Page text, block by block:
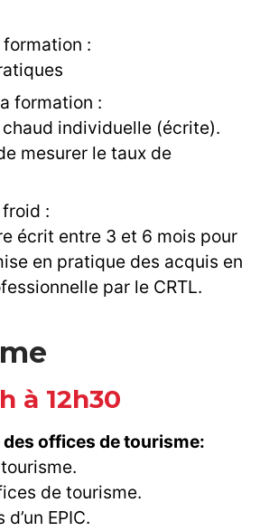
:
formation :
individuelle (écrite).
mesurer le taux de
:
écrit entre 3 et 6 mois pour
en pratique des acquis en
par le CRTL.
à 12h30
offices de tourisme:
de tourisme.
EPIC.